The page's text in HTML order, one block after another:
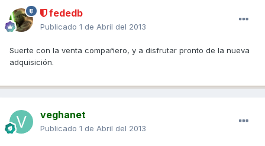
fededb
Publicado 1 de Abril del 2013
Suerte con la venta compañero, y a disfrutar pronto de la nueva
adquisición.
veghanet
Publicado 1 de Abril del 2013